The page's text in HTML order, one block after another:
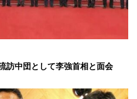
訪中団として李強首相と面会